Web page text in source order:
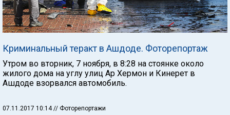
Криминальный теракт в Ашдоде. Фоторепортаж
Утром во вторник, 7 ноября, в 8:28 на стоянке около
жилого дома на углу улиц Ар Хермон и Кинерет в
Ашдоде взорвался автомобиль.
07.11.2017 10:14// Фоторепортажи